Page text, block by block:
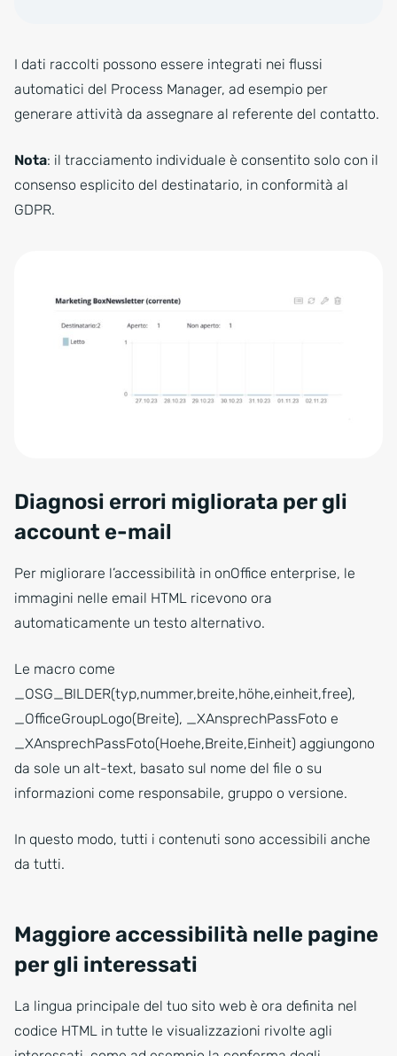
I dati raccolti possono essere integrati nei flussi
automatici del Process Manager, ad esempio per
generare attività da assegnare al referente del contatto.
Nota: il tracciamento individuale è consentito solo con il
consenso esplicito del destinatario, in conformità al
GDPR.
Diagnosi errori migliorata per gli
account e-mail
Per migliorare l’accessibilità in onOffice enterprise, le
immagini nelle email HTML ricevono ora
automaticamente un testo alternativo.
Le macro come
_OSG_BILDER(typ,nummer,breite,höhe,einheit,free),
_OfficeGroupLogo(Breite), _XAnsprechPassFoto e
_XAnsprechPassFoto(Hoehe,Breite,Einheit) aggiungono
da sole un alt-text, basato sul nome del file o su
informazioni come responsabile, gruppo o versione.
In questo modo, tutti i contenuti sono accessibili anche
da tutti.
Maggiore accessibilità nelle pagine
per gli interessati
La lingua principale del tuo sito web è ora definita nel
codice HTML in tutte le visualizzazioni rivolte agli